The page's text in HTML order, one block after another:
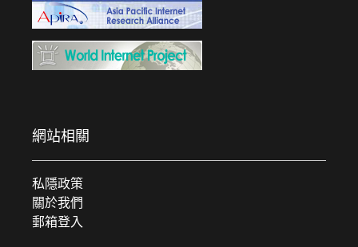
網站相關
私隱政策
關於我們
郵箱登入